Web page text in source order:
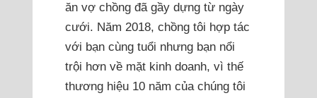
ăn vợ chồng đã gầy dựng từ ngày
cưới. Năm 2018, chồng tôi hợp tác
với bạn cùng tuổi nhưng bạn nổi
trội hơn về mặt kinh doanh, vì thế
thương hiệu 10 năm của chúng tôi